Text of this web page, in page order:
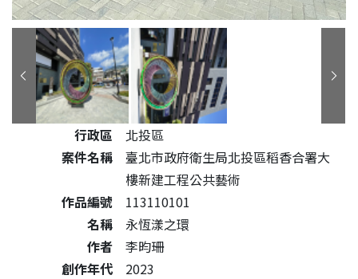
公共藝術作品詳細資料
行政區
北投區
案件名稱
臺北市政府衛生局北投區稻香合署大
樓新建工程公共藝術
作品編號
113110101
名稱
永恆漾之環
作者
李昀珊
創作年代
2023